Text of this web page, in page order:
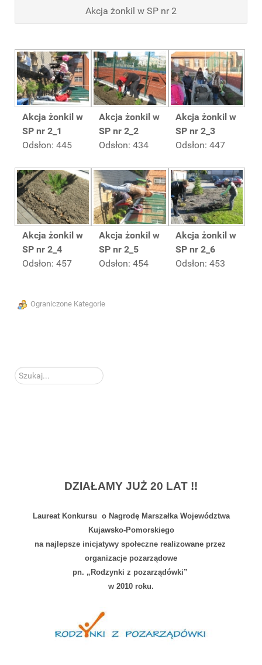
Akcja żonkil w SP nr 2
Akcja żonkil w
SP nr 2_1
Odsłon: 445
Akcja żonkil w
SP nr 2_2
Odsłon: 434
Akcja żonkil w
SP nr 2_3
Odsłon: 447
Akcja żonkil w
SP nr 2_4
Odsłon: 457
Akcja żonkil w
SP nr 2_5
Odsłon: 454
Akcja żonkil w
SP nr 2_6
Odsłon: 453
Ograniczone Kategorie
Szukaj...
DZIAŁAMY JUŻ 20 LAT !!
Laureat Konkursu o Nagrodę Marszałka Województwa
Kujawsko-Pomorskiego
na najlepsze inicjatywy społeczne realizowane przez
organizacje pozarządowe
pn. „Rodzynki z pozarządówki”
w 2010 roku.